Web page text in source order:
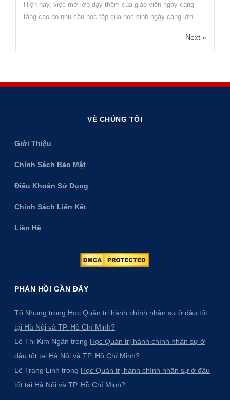
Hiện nay, việc mở lớp dạy thêm của giáo viên ngày càng
tăng cao do nhu cầu học tập của học sinh ngày càng lớn....
Next »
VỀ CHÚNG TÔI
Giới Thiệu
Chính Sách Bảo Mật
Điều Khoản Sử Dụng
Chính Sách Liên Kết
Liên Hệ
PHẢN HỒI GẦN ĐÂY
Tố Nhung trong Học Quản trị hành chính nhân sự ở đâu tốt
tại Hà Nội và TP. Hồ Chí Minh?
Lê Thị Kim Ngân trong Học Quản trị hành chính nhân sự ở
đâu tốt tại Hà Nội và TP. Hồ Chí Minh?
Lê Trang Linh trong Học Quản trị hành chính nhân sự ở đâu
tốt tại Hà Nội và TP. Hồ Chí Minh?